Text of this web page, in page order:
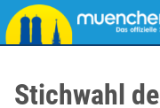
Stichwahl